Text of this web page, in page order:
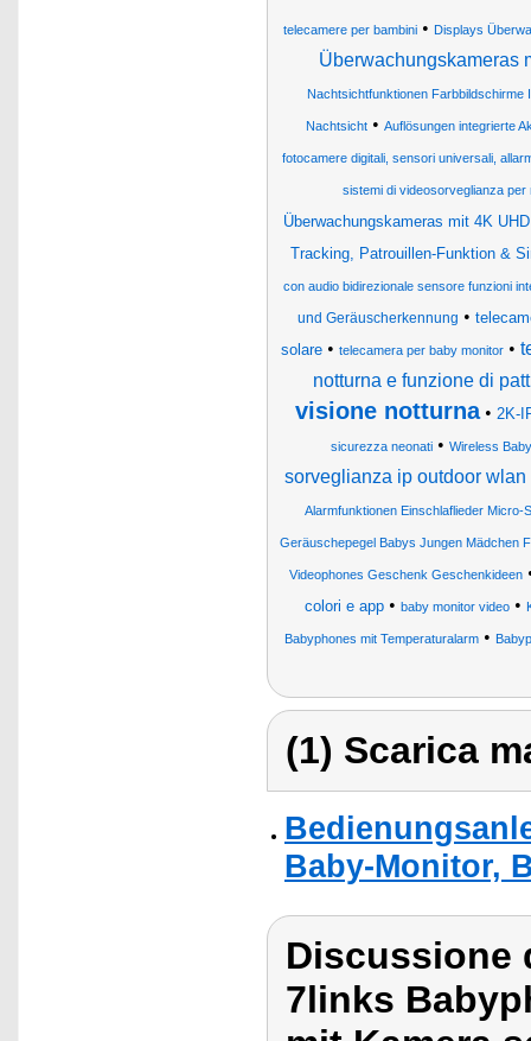
telecamere per bambini • Displays
Überwachungskameras
Nachtsichtfunktionen Farbbildschirme
Nachtsicht• Auflösungen integrierte
fotocamere digitali, sensori universali,
sistemi di videosorveglianza per
Überwachungskameras mit 4K
Tracking, Patrouillen-Funktion &
con audio bidirezionale sensore funzioni
und Geräuscherkennung •
solare• telecamera per baby monitor•
notturna e funzione di
visione notturna• 2K-
sicurezza neonati• Wireless
sorveglianza ip outdoor
Alarmfunktionen Einschlaflieder
Geräuschepegel Babys Jungen Mädchen
Videophones Geschenk Geschenkideen
colori e app• baby monitor video•
Babyphones mit Temperaturalarm•
(1) Scarica
Baby-Monitor,
Discussione
7links